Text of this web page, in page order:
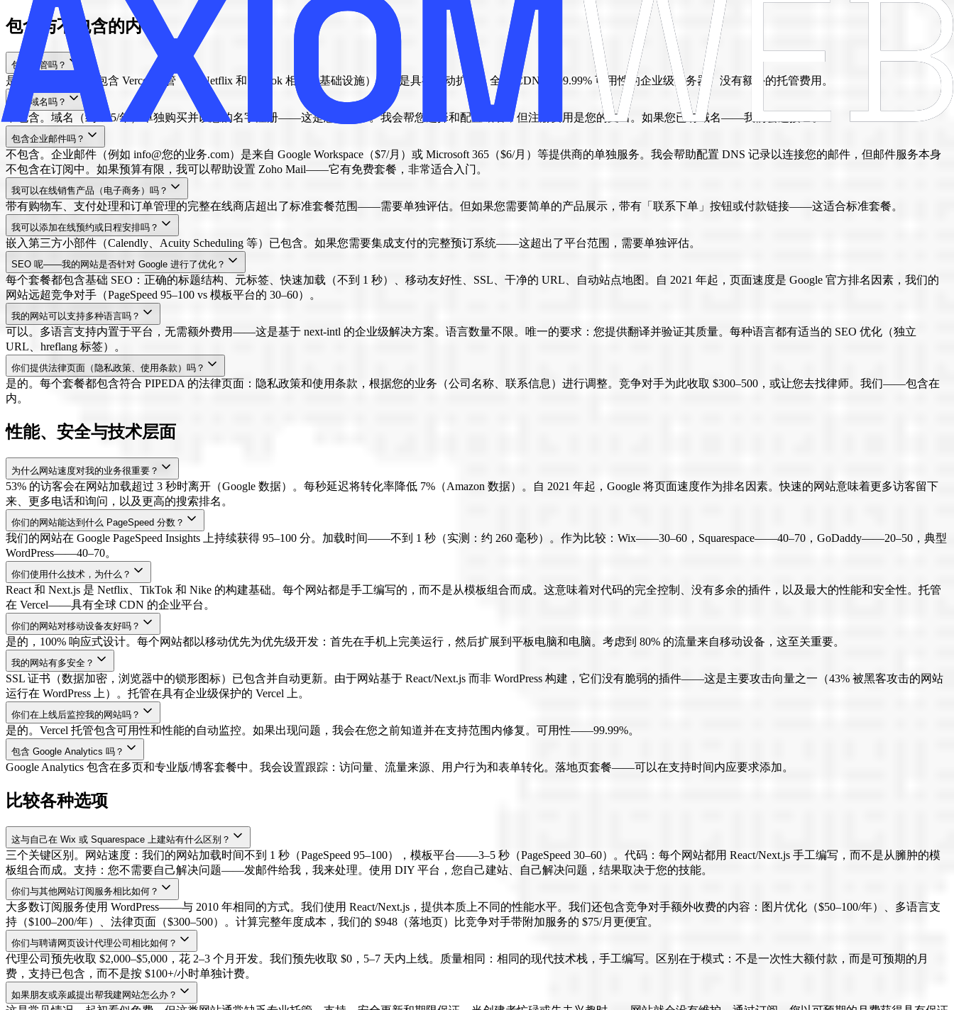
包含与不包含的内容
包含托管吗？
是的。每个套餐都包含 Vercel 托管（与 Netflix 和 TikTok 相同的基础设施）。这是具有自动扩展、全球 CDN 和 99.99% 可用性的企业级服务器。没有额外的托管费用。
包含域名吗？
不包含。域名（约 $15/年）单独购买并以您的名字注册——这是您的财产。我会帮您选择和配置域名，但注册费用是您的支出。如果您已有域名——我们会连接它。
包含企业邮件吗？
不包含。企业邮件（例如 info@您的业务.com）是来自 Google Workspace（$7/月）或 Microsoft 365（$6/月）等提供商的单独服务。我会帮助配置 DNS 记录以连接您的邮件，但邮件服务本身
不包含在订阅中。如果预算有限，我可以帮助设置 Zoho Mail——它有免费套餐，非常适合入门。
我可以在线销售产品（电子商务）吗？
带有购物车、支付处理和订单管理的完整在线商店超出了标准套餐范围——需要单独评估。但如果您需要简单的产品展示，带有「联系下单」按钮或付款链接——这适合标准套餐。
我可以添加在线预约或日程安排吗？
嵌入第三方小部件（Calendly、Acuity Scheduling 等）已包含。如果您需要集成支付的完整预订系统——这超出了平台范围，需要单独评估。
SEO 呢——我的网站是否针对 Google 进行了优化？
每个套餐都包含基础 SEO：正确的标题结构、元标签、快速加载（不到 1 秒）、移动友好性、SSL、干净的 URL、自动站点地图。自 2021 年起，页面速度是 Google 官方排名因素，我们的
网站远超竞争对手（PageSpeed 95–100 vs 模板平台的 30–60）。
我的网站可以支持多种语言吗？
可以。多语言支持内置于平台，无需额外费用——这是基于 next-intl 的企业级解决方案。语言数量不限。唯一的要求：您提供翻译并验证其质量。每种语言都有适当的 SEO 优化（独立
URL、hreflang 标签）。
你们提供法律页面（隐私政策、使用条款）吗？
是的。每个套餐都包含符合 PIPEDA 的法律页面：隐私政策和使用条款，根据您的业务（公司名称、联系信息）进行调整。竞争对手为此收取 $300–500，或让您去找律师。我们——包含在
内。
性能、安全与技术层面
为什么网站速度对我的业务很重要？
53% 的访客会在网站加载超过 3 秒时离开（Google 数据）。每秒延迟将转化率降低 7%（Amazon 数据）。自 2021 年起，Google 将页面速度作为排名因素。快速的网站意味着更多访客留下
来、更多电话和询问，以及更高的搜索排名。
你们的网站能达到什么 PageSpeed 分数？
我们的网站在 Google PageSpeed Insights 上持续获得 95–100 分。加载时间——不到 1 秒（实测：约 260 毫秒）。作为比较：Wix——30–60，Squarespace——40–70，GoDaddy——20–50，典型
WordPress——40–70。
你们使用什么技术，为什么？
React 和 Next.js 是 Netflix、TikTok 和 Nike 的构建基础。每个网站都是手工编写的，而不是从模板组合而成。这意味着对代码的完全控制、没有多余的插件，以及最大的性能和安全性。托管
在 Vercel——具有全球 CDN 的企业平台。
你们的网站对移动设备友好吗？
是的，100% 响应式设计。每个网站都以移动优先为优先级开发：首先在手机上完美运行，然后扩展到平板电脑和电脑。考虑到 80% 的流量来自移动设备，这至关重要。
我的网站有多安全？
SSL 证书（数据加密，浏览器中的锁形图标）已包含并自动更新。由于网站基于 React/Next.js 而非 WordPress 构建，它们没有脆弱的插件——这是主要攻击向量之一（43% 被黑客攻击的网站
运行在 WordPress 上）。托管在具有企业级保护的 Vercel 上。
你们在上线后监控我的网站吗？
是的。Vercel 托管包含可用性和性能的自动监控。如果出现问题，我会在您之前知道并在支持范围内修复。可用性——99.99%。
包含 Google Analytics 吗？
Google Analytics 包含在多页和专业版/博客套餐中。我会设置跟踪：访问量、流量来源、用户行为和表单转化。落地页套餐——可以在支持时间内应要求添加。
比较各种选项
这与自己在 Wix 或 Squarespace 上建站有什么区别？
三个关键区别。网站速度：我们的网站加载时间不到 1 秒（PageSpeed 95–100），模板平台——3–5 秒（PageSpeed 30–60）。代码：每个网站都用 React/Next.js 手工编写，而不是从臃肿的模
板组合而成。支持：您不需要自己解决问题——发邮件给我，我来处理。使用 DIY 平台，您自己建站、自己解决问题，结果取决于您的技能。
你们与其他网站订阅服务相比如何？
大多数订阅服务使用 WordPress——与 2010 年相同的方式。我们使用 React/Next.js，提供本质上不同的性能水平。我们还包含竞争对手额外收费的内容：图片优化（$50–100/年）、多语言支
持（$100–200/年）、法律页面（$300–500）。计算完整年度成本，我们的 $948（落地页）比竞争对手带附加服务的 $75/月更便宜。
你们与聘请网页设计代理公司相比如何？
代理公司预先收取 $2,000–$5,000，花 2–3 个月开发。我们预先收取 $0，5–7 天内上线。质量相同：相同的现代技术栈，手工编写。区别在于模式：不是一次性大额付款，而是可预期的月
费，支持已包含，而不是按 $100+/小时单独计费。
如果朋友或亲戚提出帮我建网站怎么办？